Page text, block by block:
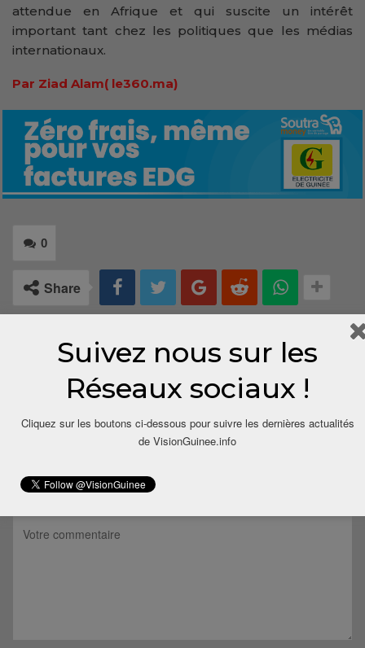
attendue en Afrique et qui suscite un intérêt
important tant chez les politiques que les médias
internationaux.
Par Ziad Alam( le360.ma)
0
Share
LAISSER UN COMMENTAIRE
Votre adresse email ne sera pas publiée.
Suivez nous sur les
Réseaux sociaux !
Cliquez sur les boutons ci-dessous pour suivre les dernières actualités
de VisionGuinee.info